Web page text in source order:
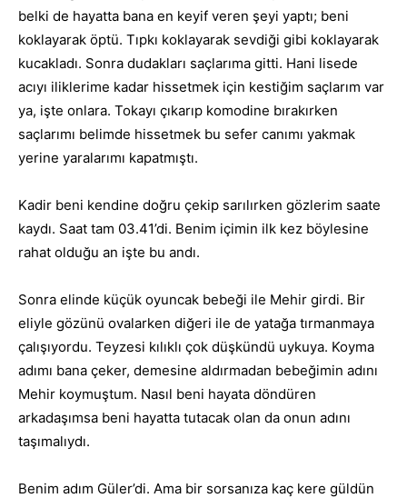
belki de hayatta bana en keyif veren şeyi yaptı; beni
koklayarak öptü. Tıpkı koklayarak sevdiği gibi koklayarak
kucakladı. Sonra dudakları saçlarıma gitti. Hani lisede
acıyı iliklerime kadar hissetmek için kestiğim saçlarım var
ya, işte onlara. Tokayı çıkarıp komodine bırakırken
saçlarımı belimde hissetmek bu sefer canımı yakmak
yerine yaralarımı kapatmıştı.
Kadir beni kendine doğru çekip sarılırken gözlerim saate
kaydı. Saat tam 03.41’di. Benim içimin ilk kez böylesine
rahat olduğu an işte bu andı.
Sonra elinde küçük oyuncak bebeği ile Mehir girdi. Bir
eliyle gözünü ovalarken diğeri ile de yatağa tırmanmaya
çalışıyordu. Teyzesi kılıklı çok düşkündü uykuya. Koyma
adımı bana çeker, demesine aldırmadan bebeğimin adını
Mehir koymuştum. Nasıl beni hayata döndüren
arkadaşımsa beni hayatta tutacak olan da onun adını
taşımalıydı.
Benim adım Güler’di. Ama bir sorsanıza kaç kere güldün